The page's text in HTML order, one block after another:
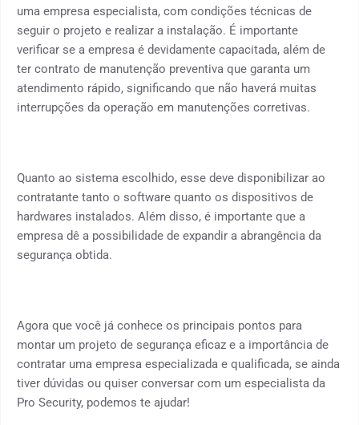
uma empresa especialista, com condições técnicas de
seguir o projeto e realizar a instalação. É importante
verificar se a empresa é devidamente capacitada, além de
ter contrato de manutenção preventiva que garanta um
atendimento rápido, significando que não haverá muitas
interrupções da operação em manutenções corretivas.
Quanto ao sistema escolhido, esse deve disponibilizar ao
contratante tanto o software quanto os dispositivos de
hardwares instalados. Além disso, é importante que a
empresa dê a possibilidade de expandir a abrangência da
segurança obtida.
Agora que você já conhece os principais pontos para
montar um projeto de segurança eficaz e a importância de
contratar uma empresa especializada e qualificada, se ainda
tiver dúvidas ou quiser conversar com um especialista da
Pro Security, podemos te ajudar!